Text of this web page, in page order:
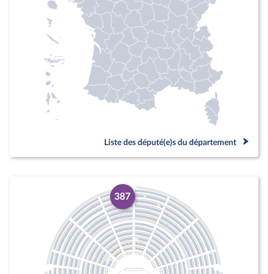
Liste des député(e)s du département
387